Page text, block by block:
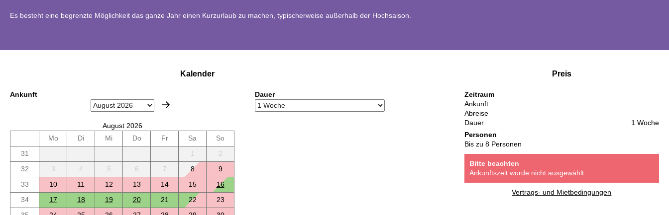
Es besteht eine begrenzte Möglichkeit das ganze Jahr einen Kurzurlaub zu machen, typischerweise außerhalb der Hochsaison.
Kalender
Ankunft
August 2026
Mo
Di Mi Do Fr Sa
So
31
1
2
32
3 4 5 6 7 8
9
33
10 11 12 13 14 15
16
34
17 18 19 20 21 22
23
Dauer
Preis
Zeitraum
Ankunft
Abreise
Dauer
1 Woche
Personen
Bis zu 8 Personen
Bitte beachten
Ankunftszeit wurde nicht ausgewählt.
Vertrags- und Mietbedingungen